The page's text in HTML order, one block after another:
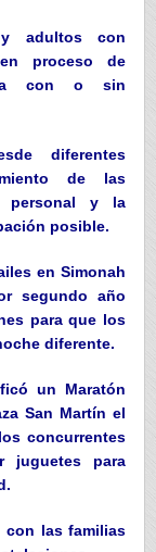
adultos con
proceso de
con o sin
diferentes
de las
personal y la
posible.
en Simonah
segundo año
para que los
diferente.
un Maratón
San Martín el
concurrentes
juguetes para
con las familias